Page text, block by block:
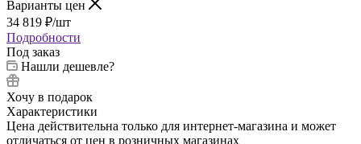
Варианты цен
34 819 ₽/шт
Подробности
Под заказ
Нашли дешевле?
Хочу в подарок
Характеристики
Цена действительна только для интернет-магазина и может
отличаться от цен в розничных магазинах